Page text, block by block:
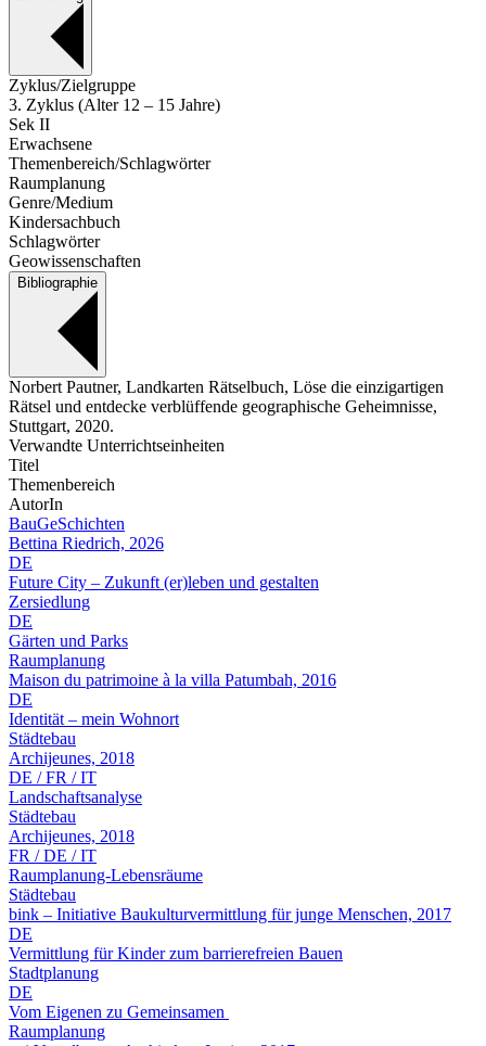
Zyklus/Zielgruppe
3. Zyklus (Alter 12 – 15 Jahre)
Sek II
Erwachsene
Themenbereich/Schlagwörter
Raumplanung
Genre/Medium
Kindersachbuch
Schlagwörter
Geowissenschaften
Bibliographie
Norbert Pautner, Landkarten Rätselbuch, Löse die einzigartigen
Rätsel und entdecke verblüffende geographische Geheimnisse,
Stuttgart, 2020.
Verwandte Unterrichtseinheiten
Titel
Themenbereich
AutorIn
BauGeSchichten
Bettina Riedrich, 2026
DE
Future City – Zukunft (er)leben und gestalten
Zersiedlung
DE
Gärten und Parks
Raumplanung
Maison du patrimoine à la villa Patumbah, 2016
DE
Identität – mein Wohnort
Städtebau
Archijeunes, 2018
DE / FR / IT
Landschaftsanalyse
Städtebau
Archijeunes, 2018
FR / DE / IT
Raumplanung-Lebensräume
Städtebau
bink – Initiative Baukulturvermittlung für junge Menschen, 2017
DE
Vermittlung für Kinder zum barrierefreien Bauen
Stadtplanung
DE
Vom Eigenen zu Gemeinsamen
Raumplanung